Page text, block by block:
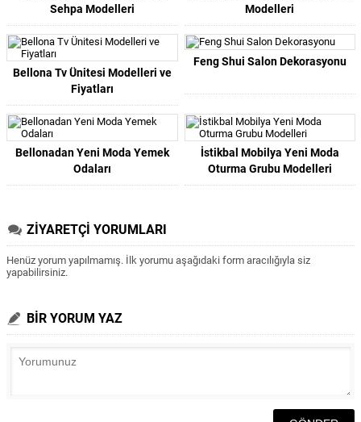
Sehpa Modelleri
Modelleri
Bellona Tv Ünitesi Modelleri ve
Fiyatları
Feng Shui Salon Dekorasyonu
Bellonadan Yeni Moda Yemek
Odaları
İstikbal Mobilya Yeni Moda
Oturma Grubu Modelleri
ZİYARETÇİ YORUMLARI
Henüz yorum yapılmamış. İlk yorumu aşağıdaki form aracılığıyla siz
yapabilirsiniz.
BİR YORUM YAZ